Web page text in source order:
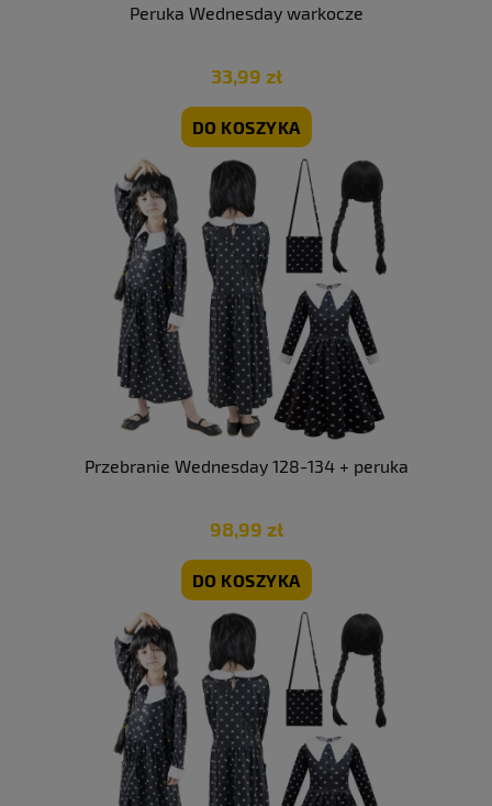
Peruka Wednesday warkocze
33,99 zł
DO KOSZYKA
Przebranie Wednesday 128-134 + peruka
98,99 zł
DO KOSZYKA